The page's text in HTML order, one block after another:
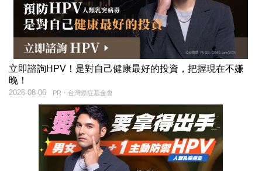
立即諮詢HPV！是對自己健康最好的投資，把握現在不嫌
晚！
PR・台灣癌症基金會
2026-08-06